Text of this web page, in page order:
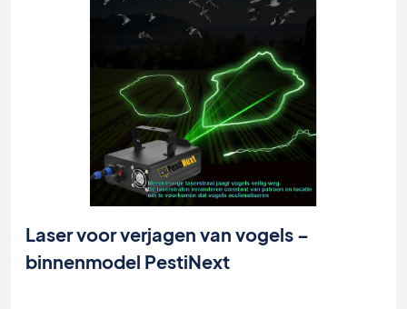
Laser voor verjagen van vogels –
binnenmodel PestiNext